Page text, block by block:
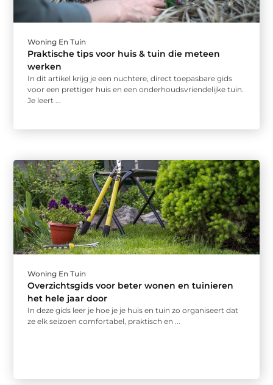
Woning En Tuin
Praktische tips voor huis & tuin die meteen
werken
In dit artikel krijg je een nuchtere, direct toepasbare gids
voor een prettiger huis en een onderhoudsvriendelijke tuin.
Je leert ...
Woning En Tuin
Overzichtsgids voor beter wonen en tuinieren
het hele jaar door
In deze gids leer je hoe je je huis en tuin zo organiseert dat
ze elk seizoen comfortabel, praktisch en ...